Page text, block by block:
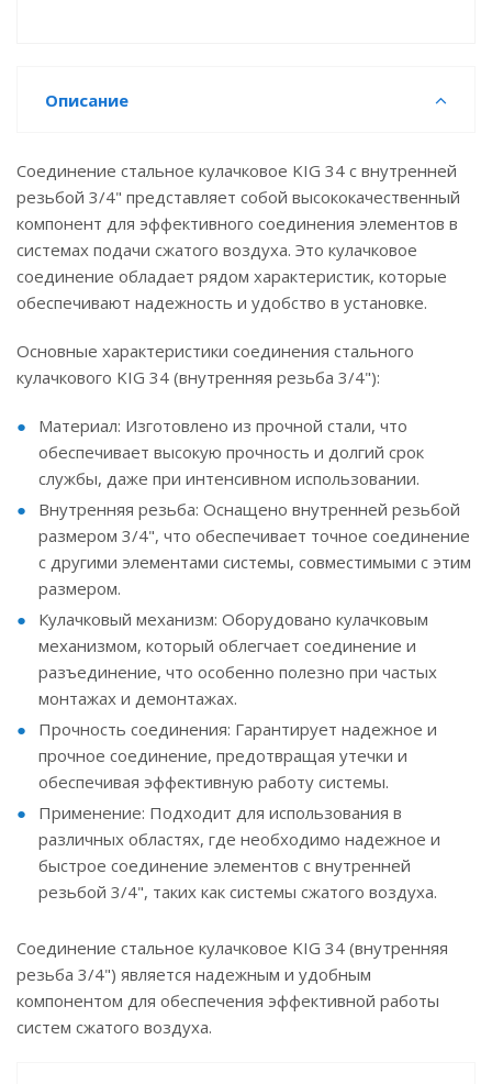
Описание
Соединение стальное кулачковое KIG 34 с внутренней
резьбой 3/4" представляет собой высококачественный
компонент для эффективного соединения элементов в
системах подачи сжатого воздуха. Это кулачковое
соединение обладает рядом характеристик, которые
обеспечивают надежность и удобство в установке.
Основные характеристики соединения стального
кулачкового KIG 34 (внутренняя резьба 3/4"):
Материал: Изготовлено из прочной стали, что
обеспечивает высокую прочность и долгий срок
службы, даже при интенсивном использовании.
Внутренняя резьба: Оснащено внутренней резьбой
размером 3/4", что обеспечивает точное соединение
с другими элементами системы, совместимыми с этим
размером.
Кулачковый механизм: Оборудовано кулачковым
механизмом, который облегчает соединение и
разъединение, что особенно полезно при частых
монтажах и демонтажах.
Прочность соединения: Гарантирует надежное и
прочное соединение, предотвращая утечки и
обеспечивая эффективную работу системы.
Применение: Подходит для использования в
различных областях, где необходимо надежное и
быстрое соединение элементов с внутренней
резьбой 3/4", таких как системы сжатого воздуха.
Соединение стальное кулачковое KIG 34 (внутренняя
резьба 3/4") является надежным и удобным
компонентом для обеспечения эффективной работы
систем сжатого воздуха.